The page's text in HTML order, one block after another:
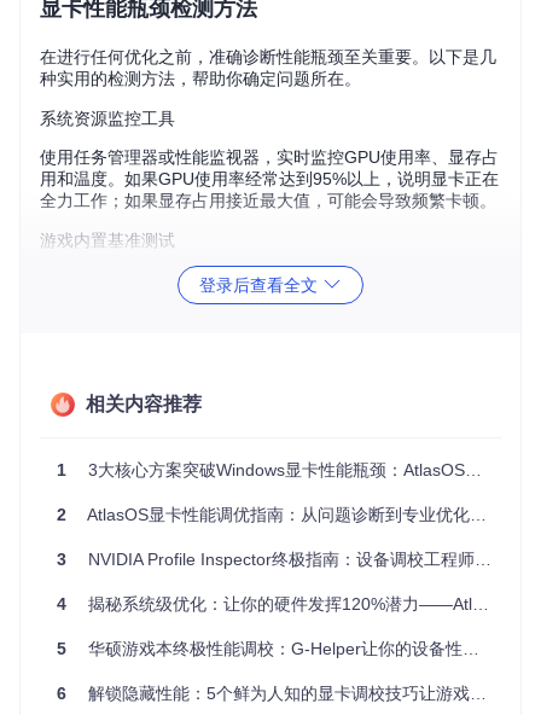
显卡性能瓶颈检测方法
在进行任何优化之前，准确诊断性能瓶颈至关重要。以下是几
种实用的检测方法，帮助你确定问题所在。
系统资源监控工具
使用任务管理器或性能监视器，实时监控GPU使用率、显存占
用和温度。如果GPU使用率经常达到95%以上，说明显卡正在
全力工作；如果显存占用接近最大值，可能会导致频繁卡顿。
游戏内置基准测试
大多数3A游戏都提供内置的基准测试功能，运行这些测试可以
获得帧率、渲染时间等关键指标。通过对比不同场景下的表
像GPU-Z、HWiNFO等专业软件可以提供更详细的显卡信息，
包括核心频率、显存带宽、功耗等。这些数据对于深入分析性
图1：Atlas系统背景图，alt文本：显卡优化系统调校背景图
底层原理专栏：GPU工作机制
GPU（图形处理器）是计算机中专门负责图形渲染和并行计算
时处理多个任务。在游戏运行时，GPU需要完成顶点处理、光
登录后查看全文
相关内容推荐
1 3大核心方案突破Windows显卡性能瓶颈：AtlasOS终极优化指南
2 AtlasOS显卡性能调优指南：从问题诊断到专业优化的完整路径
3 NVIDIA Profile Inspector终极指南：设备调校工程师的显卡性能优化手册
4 揭秘系统级优化：让你的硬件发挥120%潜力——AtlasOS性能释放全攻略
5 华硕游戏本终极性能调校：G-Helper让你的设备性能爆发！
6 解锁隐藏性能：5个鲜为人知的显卡调校技巧让游戏体验翻倍